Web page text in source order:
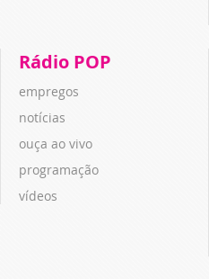
Rádio POP
empregos
notícias
ouça ao vivo
programação
vídeos